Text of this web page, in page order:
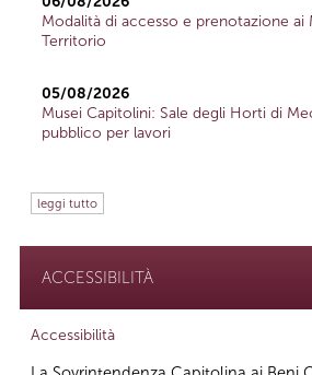
Modalità di accesso e prenotazione
Territorio
05/08/2026
Musei Capitolini: Sale degli Horti di
pubblico per lavori
leggi tutto
ACCESSIBILITÀ
Accessibilità